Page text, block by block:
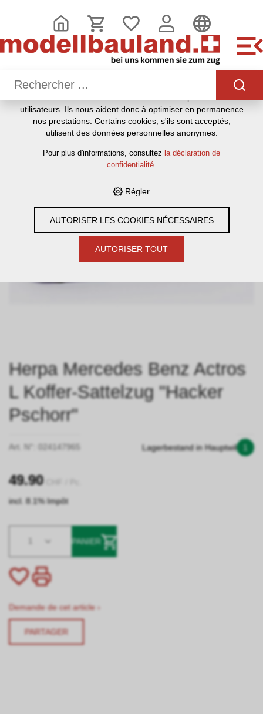
HOME › E-SHOP › MODELLBAU › MINIATURMODELLE › HERPA
LKW´S 1:87 › HERPA MERCEDES BENZ ACTROS L KOFFER-
SATTELZUG "HACKER PSCHORR"
Herpa Mercedes Benz Actros
L Koffer-Sattelzug "Hacker
Pschorr"
Art. N°: 024147965 Lagerbestand in Hauptwil 1
49.90
incl. 8.1% Impôt
PANIER
Demande de cet article ›
PARTAGER
CE SITE UTILISE DES COOKIES
.
Nous utilisons différents cookies sur notre site web : certains
vous permettent d'accéder à davantage de fonctionnalités et
utilisateurs. Ils nous aident donc à optimiser en permanence
nos prestations. Certains cookies, s'ils sont acceptés,
utilisent des données personnelles anonymes.
Pour plus d'informations, consultez la déclaration de
confidentialité.
Régler
AUTORISER LES COOKIES NÉCESSAIRES
AUTORISER TOUT